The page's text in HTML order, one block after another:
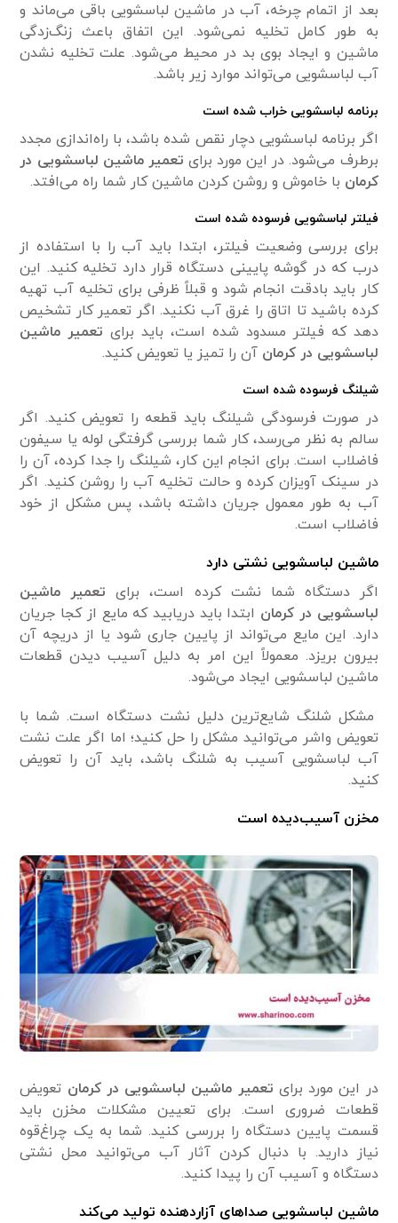
بعد از اتمام چرخه، آب در ماشین لباسشویی باقی می‌ماند و
به طور کامل تخلیه نمی‌شود. این اتفاق باعث زنگ‌زدگی
ماشین و ایجاد بوی بد در محیط می‌شود. علت تخلیه نشدن
آب لباسشویی می‌تواند موارد زیر باشد.
برنامه لباسشویی خراب شده است
اگر برنامه لباسشویی دچار نقص شده باشد، با راه‌اندازی مجدد
برطرف می‌شود. در این مورد برای تعمیر ماشین لباسشویی در
کرمان با خاموش و روشن کردن ماشین کار شما راه می‌افتد.
فیلتر لباسشویی فرسوده شده است
برای بررسی وضعیت فیلتر، ابتدا باید آب را با استفاده از
درب که در گوشه پایینی دستگاه قرار دارد تخلیه کنید. این
کار باید بادقت انجام شود و قبلاً ظرفی برای تخلیه آب تهیه
کرده باشید تا اتاق را غرق آب نکنید. اگر تعمیر کار تشخیص
دهد که فیلتر مسدود شده است، باید برای تعمیر ماشین
لباسشویی در کرمان آن را تمیز یا تعویض کنید.
شیلنگ فرسوده شده است
در صورت فرسودگی شیلنگ باید قطعه را تعویض کنید. اگر
سالم به نظر می‌رسد، کار شما بررسی گرفتگی لوله یا سیفون
فاضلاب است. برای انجام این کار، شیلنگ را جدا کرده، آن را
در سینک آویزان کرده و حالت تخلیه آب را روشن کنید. اگر
آب به طور معمول جریان داشته باشد، پس مشکل از خود
فاضلاب است.
ماشین لباسشویی نشتی دارد
اگر دستگاه شما نشت کرده است، برای تعمیر ماشین
لباسشویی در کرمان ابتدا باید دریابید که مایع از کجا جریان
دارد. این مایع می‌تواند از پایین جاری شود یا از دریچه آن
بیرون بریزد. معمولاً این امر به دلیل آسیب دیدن قطعات
ماشین لباسشویی ایجاد می‌شود.
مشکل شلنگ شایع‌ترین دلیل نشت دستگاه است. شما با
تعویض واشر می‌توانید مشکل را حل کنید؛ اما اگر علت نشت
آب لباسشویی آسیب به شلنگ باشد، باید آن را تعویض
کنید.
مخزن آسیب‌دیده است
در این مورد برای تعمیر ماشین لباسشویی در کرمان تعویض
قطعات ضروری است. برای تعیین مشکلات مخزن باید
قسمت پایین دستگاه را بررسی کنید. شما به یک چراغ‌قوه
نیاز دارید. با دنبال کردن آثار آب می‌توانید محل نشتی
دستگاه و آسیب آن را پیدا کنید.
ماشین لباسشویی صداهای آزاردهنده تولید می‌کند